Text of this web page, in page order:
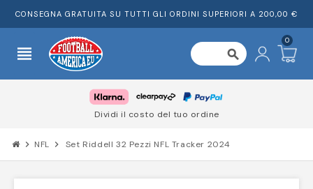
CONSEGNA GRATUITA SU TUTTI GLI ORDINI SUPERIORI A 200,00 €
view_headline search
0
Dividi il costo del tuo ordine
chevron_right NFL chevron_right Set Riddell 32 Pezzi NFL Tracker 2024